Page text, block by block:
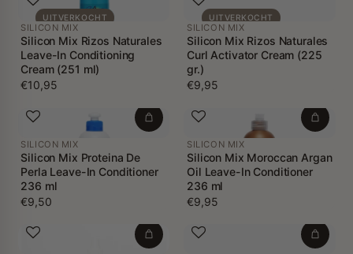
UITVERKOCHT
SILICON MIX
Silicon Mix Rizos Naturales
Leave-In Conditioning
Cream (251 ml)
€10,95
UITVERKOCHT
SILICON MIX
Silicon Mix Rizos Naturales
Curl Activator Cream (225
gr.)
€9,95
SILICON MIX
Silicon Mix Proteina De
Perla Leave-In Conditioner
236 ml
€9,50
SILICON MIX
Silicon Mix Moroccan Argan
Oil Leave-In Conditioner
236 ml
€9,95